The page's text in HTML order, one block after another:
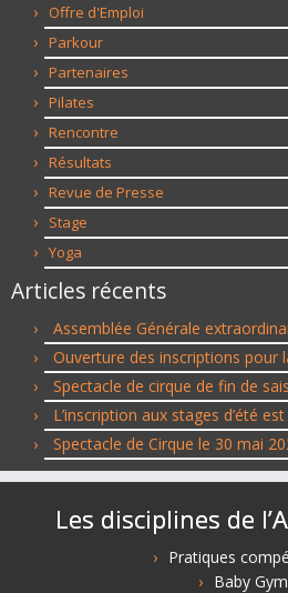
Offre d'Emploi
Parkour
Partenaires
Pilates
Rencontre
Résultats
Revue de Presse
Stage
Yoga
Articles récents
Assemblée Générale
Ouverture des inscriptions pour
Spectacle de cirque de fin de
L’inscription aux stages d’été
Spectacle de Cirque le 30 mai
Les disciplines de
Pratiques
Baby Gym